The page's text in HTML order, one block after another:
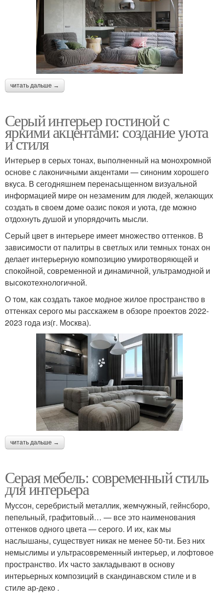
читать дальше →
Серый интерьер гостиной с
яркими акцентами: создание уюта
и стиля
Интерьер в серых тонах, выполненный на монохромной
основе с лаконичными акцентами — синоним хорошего
вкуса. В сегодняшнем перенасыщенном визуальной
информацией мире он незаменим для людей, желающих
создать в своем доме оазис покоя и уюта, где можно
отдохнуть душой и упорядочить мысли.
Серый цвет в интерьере имеет множество оттенков. В
зависимости от палитры в светлых или темных тонах он
делает интерьерную композицию умиротворяющей и
спокойной, современной и динамичной, ультрамодной и
высокотехнологичной.
О том, как создать такое модное жилое пространство в
оттенках серого мы расскажем в обзоре проектов 2022-
2023 года из(г. Москва).
читать дальше →
Серая мебель: современный стиль
для интерьера
Муссон, серебристый металлик, жемчужный, гейнсборо,
пепельный, графитовый… — все это наименования
оттенков одного цвета — серого. И их, как мы
наслышаны, существует никак не менее 50-ти. Без них
немыслимы и ультрасовременный интерьер, и лофтовое
пространство. Их часто закладывают в основу
интерьерных композиций в скандинавском стиле и в
стиле ар-деко .